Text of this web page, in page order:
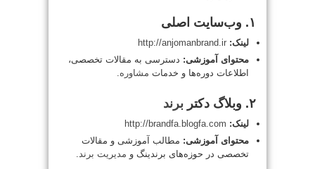
۱. وب‌سایت اصلی
لینک: http://anjomanbrand.ir
محتوای آموزشی: دسترسی به مقالات تخصصی،
اطلاعات دوره‌ها و خدمات مشاوره
۲. وبلاگ دکتر برند
لینک: http://brandfa.blogfa.com
محتوای آموزشی: مطالب آموزشی و مقالات
تخصصی در حوزه‌های برندینگ و مدیریت برند